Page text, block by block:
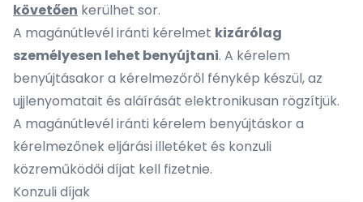
követően kerülhet sor.
A magánútlevél iránti kérelmet kizárólag
személyesen lehet benyújtani. A kérelem
benyújtásakor a kérelmezőről fénykép készül, az
ujjlenyomatait és aláírását elektronikusan rögzítjük.
A magánútlevél iránti kérelem benyújtáskor a
kérelmezőnek eljárási illetéket és konzuli
közreműködői díjat kell fizetnie.
Konzuli díjak